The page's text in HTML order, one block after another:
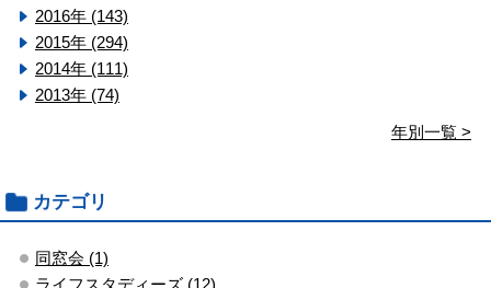
2016年 (143)
2015年 (294)
2014年 (111)
2013年 (74)
年別一覧 >
カテゴリ
同窓会 (1)
ライフスタディーズ (12)